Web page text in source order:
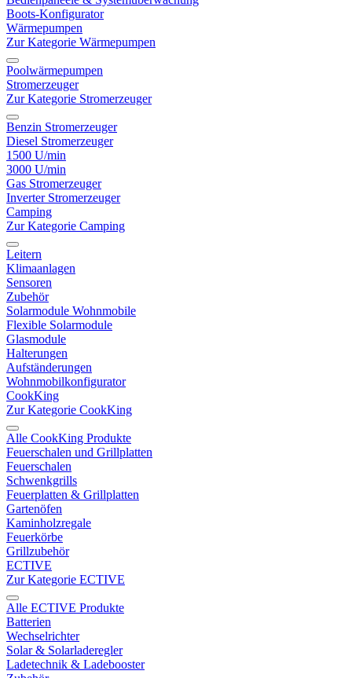
Boots-Konfigurator
Wärmepumpen
Zur Kategorie Wärmepumpen
Poolwärmepumpen
Stromerzeuger
Zur Kategorie Stromerzeuger
Benzin Stromerzeuger
Diesel Stromerzeuger
1500 U/min
3000 U/min
Gas Stromerzeuger
Inverter Stromerzeuger
Camping
Zur Kategorie Camping
Leitern
Klimaanlagen
Sensoren
Zubehör
Solarmodule Wohnmobile
Flexible Solarmodule
Glasmodule
Halterungen
Aufständerungen
Wohnmobilkonfigurator
CookKing
Zur Kategorie CookKing
Alle CookKing Produkte
Feuerschalen und Grillplatten
Feuerschalen
Schwenkgrills
Feuerplatten & Grillplatten
Gartenöfen
Kaminholzregale
Feuerkörbe
Grillzubehör
ECTIVE
Zur Kategorie ECTIVE
Alle ECTIVE Produkte
Batterien
Wechselrichter
Solar & Solarladeregler
Ladetechnik & Ladebooster